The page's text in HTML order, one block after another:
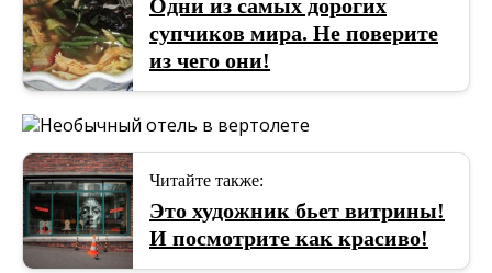
Одни из самых дорогих
супчиков мира. Не поверите
из чего они!
Читайте также:
Это художник бьет витрины!
И посмотрите как красиво!